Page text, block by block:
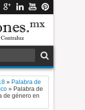
» Palabra de
» Palabra de
de género en